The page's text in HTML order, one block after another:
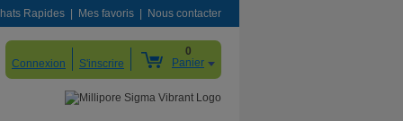
Rapides Mes favoris Nous contacter
Connexion S'inscrire
0
Panier